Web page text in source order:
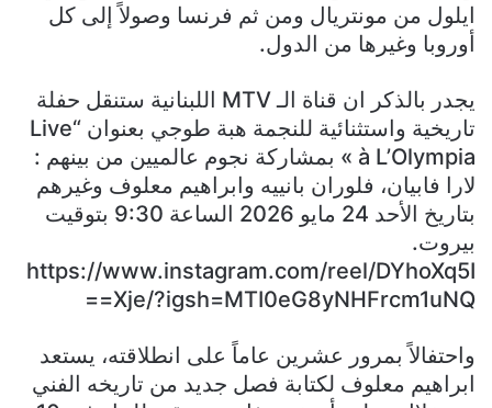
ايلول من مونتريال ومن ثم فرنسا وصولاً إلى كل
أوروبا وغيرها من الدول.
يجدر بالذكر ان قناة الـ MTV اللبنانية ستنقل حفلة
تاريخية واستثنائية للنجمة هبة طوجي بعنوان “Live
à L’Olympia » بمشاركة نجوم عالميين من بينهم :
لارا فابيان، فلوران بانييه وابراهيم معلوف وغيرهم
بتاريخ الأحد 24 مايو 2026 الساعة 9:30 بتوقيت
بيروت.
https://www.instagram.com/reel/DYhoXq5I
Xje/?igsh=MTI0eG8yNHFrcm1uNQ==
واحتفالاً بمرور عشرين عاماً على انطلاقته، يستعد
ابراهيم معلوف لكتابة فصل جديد من تاريخه الفني